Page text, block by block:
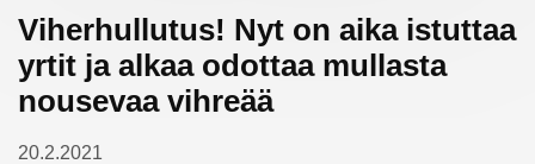
Viherhullutus! Nyt on aika istuttaa
yrtit ja alkaa odottaa mullasta
nousevaa vihreää
20.2.2021